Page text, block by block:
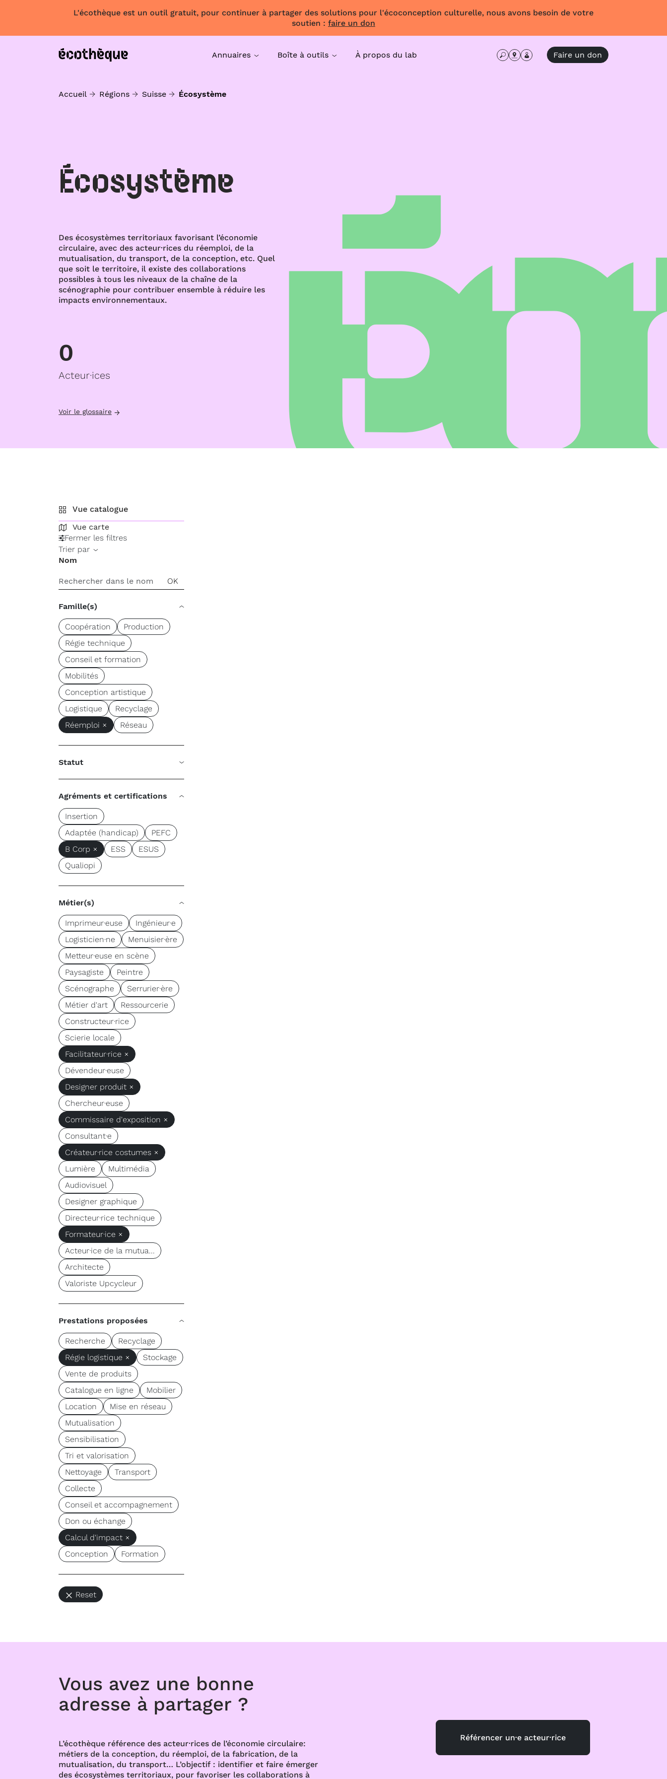
L'écothèque est un outil gratuit, pour continuer à partager des solutions pour l'écoconception culturelle, nous avons besoin de votre
soutien : faire un don
Annuaires Boîte à outils À propos du lab Faire un don
Accueil Régions Suisse Écosystème
Écosystème
Des écosystèmes territoriaux favorisant l’économie
circulaire, avec des acteur·rices du réemploi, de la
mutualisation, du transport, de la conception, etc. Quel
que soit le territoire, il existe des collaborations
possibles à tous les niveaux de la chaîne de la
scénographie pour contribuer ensemble à réduire les
impacts environnementaux.
0
Acteur·ices
Voir le glossaire
Vue catalogue
Vue carte
Fermer les filtres
Trier par
Nom
Famille(s)
Coopération
Production
Régie technique
Conseil et formation
Mobilités
Conception artistique
Logistique
Recyclage
Réemploi ×
Réseau
Statut
Agréments et certifications
Insertion
Adaptée (handicap)
PEFC
B Corp ×
ESS
ESUS
Qualiopi
Métier(s)
Imprimeur·euse
Ingénieur·e
Logisticien·ne
Menuisier·ère
Metteur·euse en scène
Paysagiste
Peintre
Scénographe
Serrurier·ère
Métier d'art
Ressourcerie
Constructeur·rice
Scierie locale
Facilitateur·rice ×
Dévendeur·euse
Designer produit ×
Chercheur·euse
Commissaire d'exposition ×
Consultant·e
Créateur·rice costumes ×
Lumière
Multimédia
Audiovisuel
Designer graphique
Directeur·rice technique
Formateur·ice ×
Acteur·ice de la mutua...
Architecte
Valoriste Upcycleur
Prestations proposées
Recherche
Recyclage
Régie logistique ×
Stockage
Vente de produits
Catalogue en ligne
Mobilier
Location
Mise en réseau
Mutualisation
Sensibilisation
Tri et valorisation
Nettoyage
Transport
Collecte
Conseil et accompagnement
Don ou échange
Calcul d'impact ×
Conception
Formation
Reset
Vous avez une bonne
adresse à partager ?
L’écothèque référence des acteur·rices de l’économie circulaire:
métiers de la conception, du réemploi, de la fabrication, de la
mutualisation, du transport… L’objectif : identifier et faire émerger
des écosystèmes territoriaux, pour favoriser les collaborations à
Référencer un·e acteur·rice